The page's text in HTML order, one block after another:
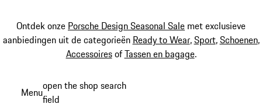
Ontdek onze Porsche Design Seasonal Sale met exclusieve
aanbiedingen uit de categorieën Ready to Wear,Sport,Schoenen,
AccessoiresofTassen en bagage.
Menuopen the shop search
field